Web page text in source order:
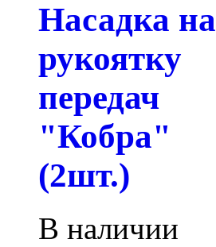
Насадка на
рукоятку
передач
"Кобра"
(2шт.)
В наличии